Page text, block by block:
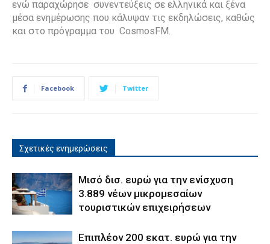
ενώ παραχώρησε συνεντεύξεις σε ελληνικά και ξένα
μέσα ενημέρωσης που κάλυψαν τις εκδηλώσεις, καθώς
και στο πρόγραμμα του CosmosFM.
Facebook Twitter
Σχετικές ενημερώσεις
Μισό δισ. ευρώ για την ενίσχυση
3.889 νέων μικρομεσαίων
τουριστικών επιχειρήσεων
Επιπλέον 200 εκατ. ευρώ για την